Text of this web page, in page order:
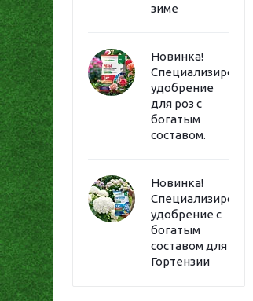
зиме
Новинка!
удобрение
для роз с
богатым
составом.
Новинка!
удобрение с
богатым
составом для
Гортензии